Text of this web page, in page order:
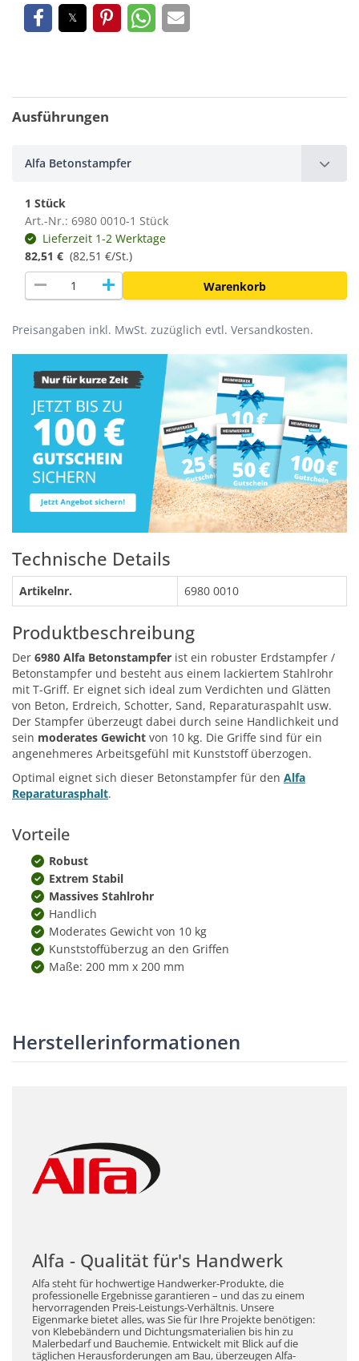
Ausführungen
Alfa Betonstampfer
1 Stück
Art.-Nr.: 6980 0010-1 Stück
Lieferzeit 1-2 Werktage
82,51 € (82,51 €/St.)
remove add Warenkorb
Preisangaben inkl. MwSt. zuzüglich evtl. Versandkosten.
Technische Details
Artikelnr. 6980 0010
Produktbeschreibung
Der 6980 Alfa Betonstampfer ist ein robuster Erdstampfer /
Betonstampfer und besteht aus einem lackiertem Stahlrohr
mit T-Griff. Er eignet sich ideal zum Verdichten und Glätten
von Beton, Erdreich, Schotter, Sand, Reparaturaspahlt usw.
Der Stampfer überzeugt dabei durch seine Handlichkeit und
sein moderates Gewicht von 10 kg. Die Griffe sind für ein
angenehmeres Arbeitsgefühl mit Kunststoff überzogen.
Optimal eignet sich dieser Betonstampfer für den Alfa
Reparaturasphalt.
Vorteile
Robust
Extrem Stabil
Massives Stahlrohr
Handlich
Moderates Gewicht von 10 kg
Kunststoffüberzug an den Griffen
Maße: 200 mm x 200 mm
Herstellerinformationen
Alfa - Qualität für's Handwerk
Alfa steht für hochwertige Handwerker-Produkte, die
professionelle Ergebnisse garantieren – und das zu einem
hervorragenden Preis-Leistungs-Verhältnis. Unsere
Eigenmarke bietet alles, was Sie für Ihre Projekte benötigen:
von Klebebändern und Dichtungsmaterialien bis hin zu
Malerbedarf und Bauchemie. Entwickelt mit Blick auf die
täglichen Herausforderungen am Bau, überzeugen Alfa-